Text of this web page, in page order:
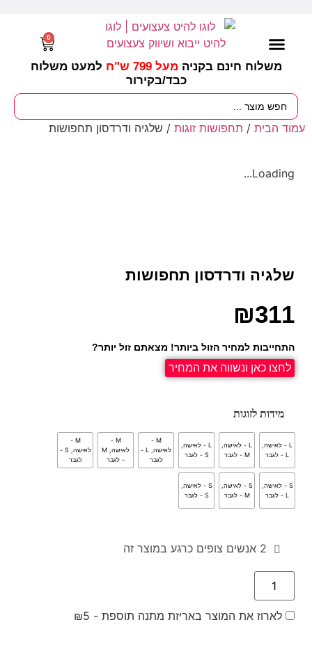
משלוח חינם בקניה מעל 799 ש"ח
למעט משלוח
כבד/בקירור
0
עמוד הבית / תחפושות זוגות / שלגיה ודרדסון תחפושות
Loading...
שלגיה ודרדסון תחפושות
₪311
התחייבות למחיר הזול ביותר! מצאתם זול יותר?
לחצו כאן ונשווה את המחיר
מידות לזוגות
L - לאישה,
L - לגבר
L - לאישה,
M - לגבר
L - לאישה,
S - לגבר
M -
לאישה, L -
לגבר
M -
לאישה, M
- לגבר
M -
לאישה, S -
לגבר
S - לאישה,
L - לגבר
S - לאישה,
M - לגבר
S - לאישה,
S - לגבר
2 אנשים צופים כרגע במוצר זה
לארוז את המוצר באריזת מתנה תוספת - ₪5